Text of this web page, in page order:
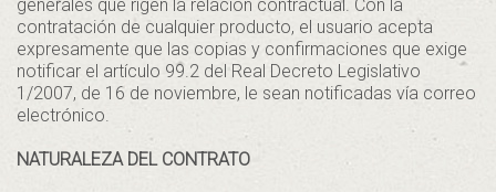
generales que rigen la relación contractual. Con la
contratación de cualquier producto, el usuario acepta
expresamente que las copias y confirmaciones que exige
notificar el artículo 99.2 del Real Decreto Legislativo
1/2007, de 16 de noviembre, le sean notificadas vía correo
electrónico.
NATURALEZA DEL CONTRATO